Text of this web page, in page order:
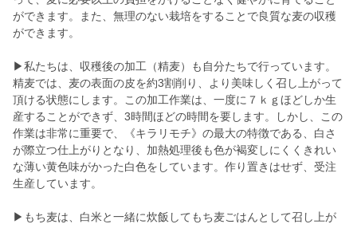
ができます。また、無理のない栽培をすることで良質な麦の収穫
ができます。
▶私たちは、収穫後の加工（精麦）も自分たちで行っています。
精麦では、麦の表面の皮を約3割削り、より美味しく召し上がって
頂ける状態にします。この加工作業は、一度に７ｋｇほどしか生
産することができず、3時間ほどの時間を要します。しかし、この
作業は非常に重要で、《キラリモチ》の最大の特徴である、白さ
が際立つ仕上がりとなり、加熱処理後も色が褐変しにくくきれい
な薄い黄色味がかった白色をしています。作り置きはせず、受注
生産しています。
▶もち麦は、白米と一緒に炊飯してもち麦ごはんとして召し上が